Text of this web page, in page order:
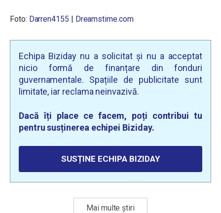
Foto: Darren4155 | Dreamstime.com
Echipa Biziday nu a solicitat și nu a acceptat
nicio formă de finanțare din fonduri
guvernamentale. Spațiile de publicitate sunt
limitate, iar reclama neinvazivă.
Dacă îți place ce facem, poți contribui tu
pentru susținerea echipei Biziday.
SUSȚINE ECHIPA BIZIDAY
Mai multe știri